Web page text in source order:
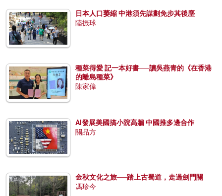
日本人口萎縮 中港須先謀劃免步其後塵
陸振球
種菜得愛 記一本好書──讀吳燕青的《在香港
的離島種菜》
陳家偉
AI發展美國搞小院高牆 中國推多邊合作
關品方
金秋文化之旅──踏上古蜀道，走過劍門關
馮珍今